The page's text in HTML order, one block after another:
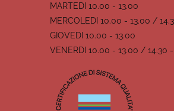
MARTEDI 10.00 - 13.00
MERCOLEDI 10.00 - 13.00 /
GIOVEDI 10.00 - 13.00
VENERDI 10.00 - 13.00 / 14.30